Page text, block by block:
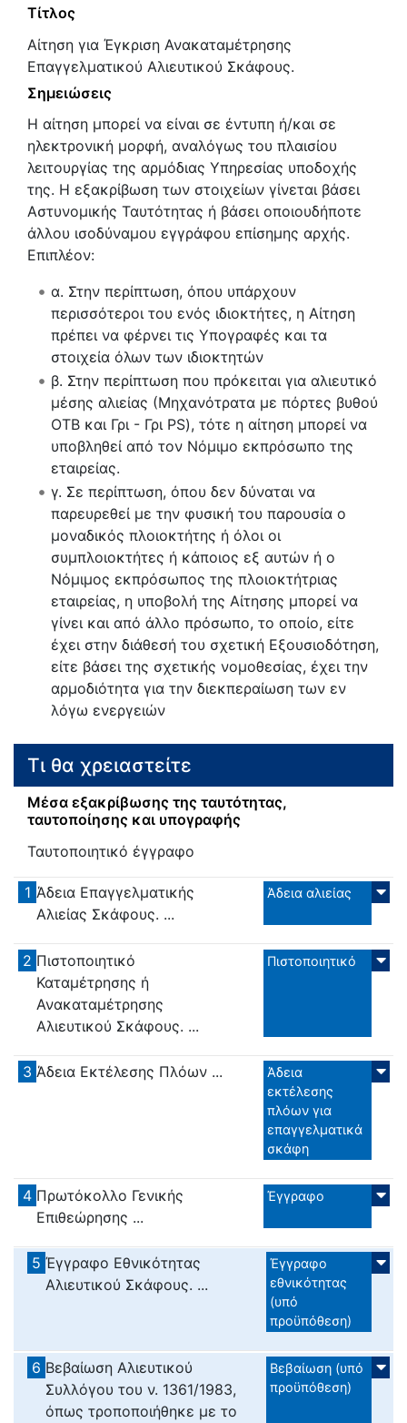
Τίτλος
Αίτηση για Έγκριση Ανακαταμέτρησης
Επαγγελματικού Αλιευτικού Σκάφους.
Σημειώσεις
Η αίτηση μπορεί να είναι σε έντυπη ή/και σε
ηλεκτρονική μορφή, αναλόγως του πλαισίου
λειτουργίας της αρμόδιας Υπηρεσίας υποδοχής
της. Η εξακρίβωση των στοιχείων γίνεται βάσει
Αστυνομικής Ταυτότητας ή βάσει οποιουδήποτε
άλλου ισοδύναμου εγγράφου επίσημης αρχής.
Επιπλέον:
α. Στην περίπτωση, όπου υπάρχουν
περισσότεροι του ενός ιδιοκτήτες, η Αίτηση
πρέπει να φέρνει τις Υπογραφές και τα
στοιχεία όλων των ιδιοκτητών
β. Στην περίπτωση που πρόκειται για αλιευτικό
μέσης αλιείας (Μηχανότρατα με πόρτες βυθού
ΟΤΒ και Γρι - Γρι PS), τότε η αίτηση μπορεί να
υποβληθεί από τον Νόμιμο εκπρόσωπο της
εταιρείας.
γ. Σε περίπτωση, όπου δεν δύναται να
παρευρεθεί με την φυσική του παρουσία ο
μοναδικός πλοιοκτήτης ή όλοι οι
συμπλοιοκτήτες ή κάποιος εξ αυτών ή ο
Νόμιμος εκπρόσωπος της πλοιοκτήτριας
εταιρείας, η υποβολή της Αίτησης μπορεί να
γίνει και από άλλο πρόσωπο, το οποίο, είτε
έχει στην διάθεσή του σχετική Εξουσιοδότηση,
είτε βάσει της σχετικής νομοθεσίας, έχει την
αρμοδιότητα για την διεκπεραίωση των εν
λόγω ενεργειών
Τι θα χρειαστείτε
Μέσα εξακρίβωσης της ταυτότητας,
ταυτοποίησης και υπογραφής
Ταυτοποιητικό έγγραφο
1 Άδεια Επαγγελματικής
Αλιείας Σκάφους. ...
Άδεια αλιείας
2 Πιστοποιητικό
Καταμέτρησης ή
Ανακαταμέτρησης
Αλιευτικού Σκάφους. ...
Πιστοποιητικό
3 Άδεια Εκτέλεσης Πλόων ...
Άδεια
εκτέλεσης
πλόων για
επαγγελματικά
σκάφη
4 Πρωτόκολλο Γενικής
Επιθεώρησης ...
Έγγραφο
5 Έγγραφο Εθνικότητας
Αλιευτικού Σκάφους. ...
Έγγραφο
εθνικότητας
(υπό
προϋπόθεση)
6 Βεβαίωση Αλιευτικού
Συλλόγου του ν. 1361/1983,
όπως τροποποιήθηκε με το
Βεβαίωση (υπό
προϋπόθεση)